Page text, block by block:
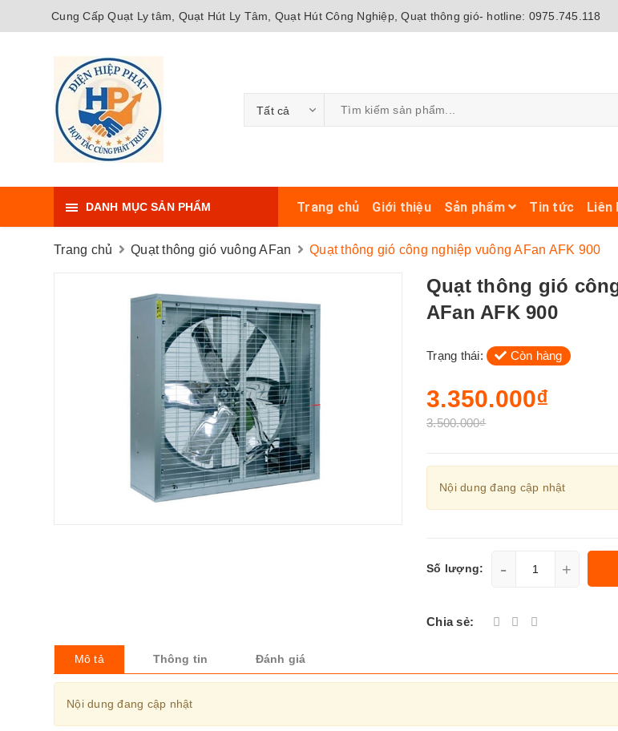
Cung Cấp Quạt Ly tâm, Quạt Hút Ly Tâm, Quạt Hút Công Nghiệp, Quạt thông gió- hotline: 0975.745.118
Tất cả
DANH MỤC SẢN PHẨM Trang chủ Giới thiệu Sản phẩm Tin tức Liên
Trang chủ Quạt thông gió vuông AFan Quạt thông gió công nghiệp vuông AFan AFK 900
Quạt thông gió
AFan AFK 900
Trạng thái: Còn hàng
3.350.000₫
3.500.000₫
Nội dung đang cập nhật
Số lượng: - +
Chia sẻ:
Mô tả Thông tin Đánh giá
Nội dung đang cập nhật